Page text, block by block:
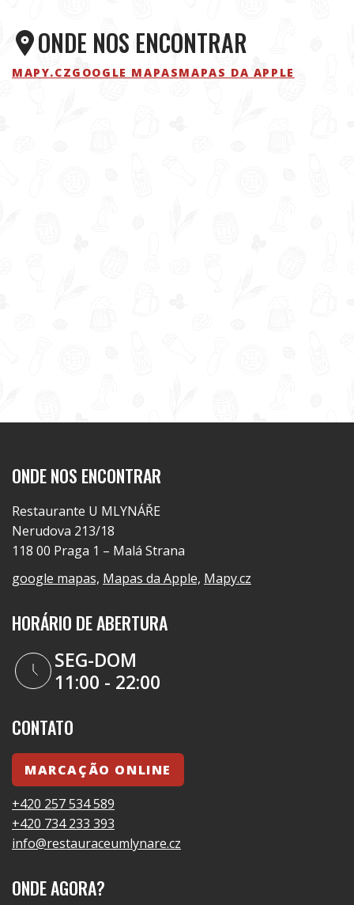
ONDE NOS ENCONTRAR
MAPY.CZGOOGLE MAPASMAPAS DA APPLE
ONDE NOS ENCONTRAR
Restaurante U MLYNÁŘE
Nerudova 213/18
118 00 Praga 1 – Malá Strana
google mapas, Mapas da Apple, Mapy.cz
HORÁRIO DE ABERTURA
SEG-DOM
11:00 - 22:00
CONTATO
MARCAÇÃO ONLINE
+420 257 534 589
+420 734 233 393
info@restauraceumlynare.cz
ONDE AGORA?